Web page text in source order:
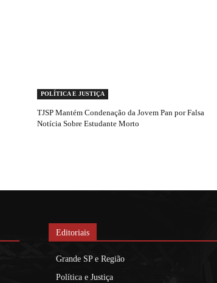
POLÍTICA E JUSTIÇA
TJSP Mantém Condenação da Jovem Pan por Falsa
Notícia Sobre Estudante Morto
Editoriais
Grande SP e Região
Política e Justiça